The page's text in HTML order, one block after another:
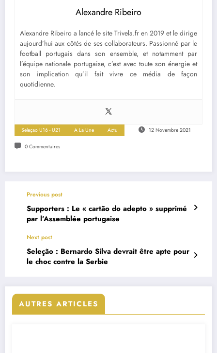
Alexandre Ribeiro
Alexandre Ribeiro a lancé le site Trivela.fr en 2019 et le dirige
aujourd’hui aux côtés de ses collaborateurs. Passionné par le
football portugais dans son ensemble, et notamment par
l’équipe nationale portugaise, c’est avec toute son énergie et
son implication qu’il fait vivre ce média de façon
quotidienne.
Seleçao U16 - U21 A La Une Actu 12 Novembre 2021
0 Commentaires
Previous post
Supporters : Le « cartão do adepto » supprimé
par l’Assemblée portugaise
Next post
Seleção : Bernardo Silva devrait être apte pour
le choc contre la Serbie
AUTRES ARTICLES